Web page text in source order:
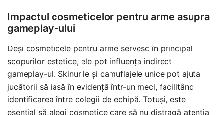
Impactul cosmeticelor pentru arme asupra
gameplay-ului
Deși cosmeticele pentru arme servesc în principal
scopurilor estetice, ele pot influența indirect
gameplay-ul. Skinurile și camuflajele unice pot ajuta
jucătorii să iasă în evidență într-un meci, facilitând
identificarea între colegii de echipă. Totuși, este
esențial să alegi cosmetice care să nu distragă atenția